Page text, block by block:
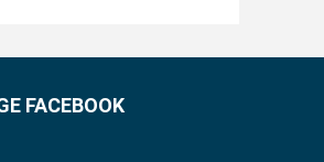
FACEBOOK